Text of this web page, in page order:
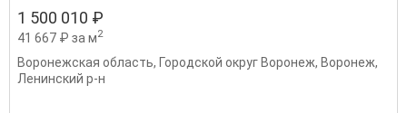
1 500 010 ₽
41 667 ₽ за м2
Воронежская область, Городской округ Воронеж, Воронеж,
Ленинский р-н